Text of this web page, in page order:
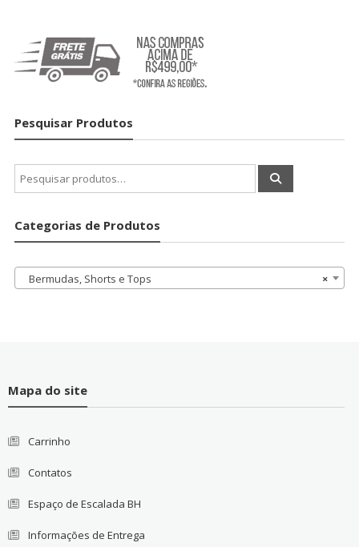
Pesquisar Produtos
Pesquisar
por:
Categorias de Produtos
×
Bermudas, Shorts e Tops
Mapa do site
Carrinho
Contatos
Espaço de Escalada BH
Informações de Entrega